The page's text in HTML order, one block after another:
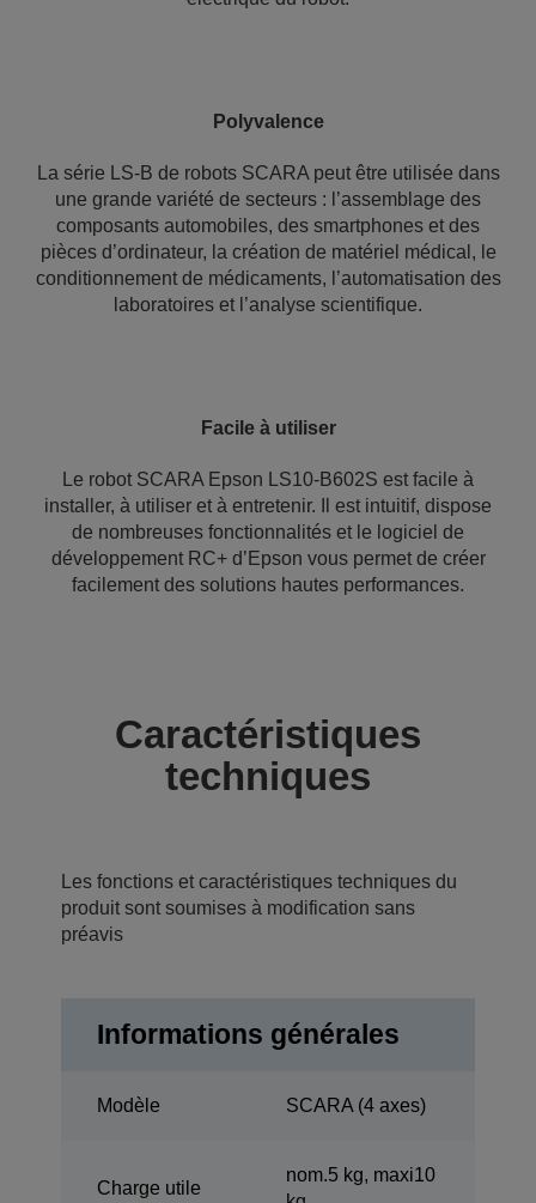
Polyvalence
La série LS-B de robots SCARA peut être utilisée dans
une grande variété de secteurs : l’assemblage des
composants automobiles, des smartphones et des
pièces d’ordinateur, la création de matériel médical, le
conditionnement de médicaments, l’automatisation des
laboratoires et l’analyse scientifique.
Facile à utiliser
Le robot SCARA Epson LS10-B602S est facile à
installer, à utiliser et à entretenir. Il est intuitif, dispose
de nombreuses fonctionnalités et le logiciel de
développement RC+ d’Epson vous permet de créer
facilement des solutions hautes performances.
Caractéristiques
techniques
Les fonctions et caractéristiques techniques du
produit sont soumises à modification sans
préavis
Informations générales
Modèle SCARA (4 axes)
Charge utile
nom.5 kg, maxi10